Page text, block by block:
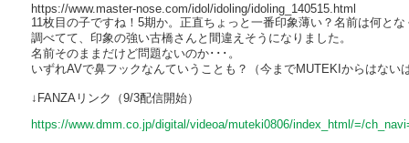
https://www.master-nose.com/idol/idoling/idoling_140515.html
11枚目の子ですね！5期か。正直ちょっと一番印象薄い？名前は何とな
調べてて、印象の強い古橋さんと間違えそうになりました。
名前そのままだけど問題ないのか･･･。
いずれAVで鼻フックなんていうことも？（今までMUTEKIからはないは
↓FANZAリンク（9/3配信開始）
https://www.dmm.co.jp/digital/videoa/muteki0806/index_html/=/